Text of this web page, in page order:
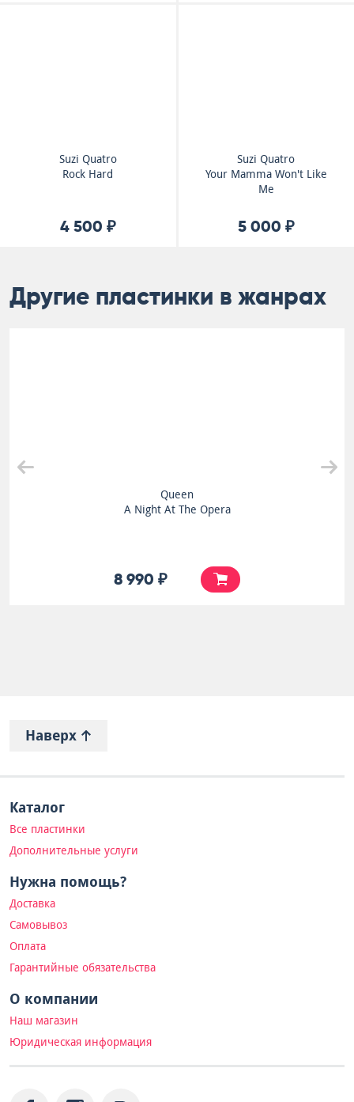
Suzi Quatro
Rock Hard
4 500 ₽
Suzi Quatro
Your Mamma Won't Like
Me
5 000 ₽
Другие пластинки в жанрах
Queen
A Night At The Opera
8 990 ₽
Наверх
Каталог
Все пластинки
Дополнительные услуги
Нужна помощь?
Доставка
Самовывоз
Оплата
Гарантийные обязательства
О компании
Наш магазин
Юридическая информация